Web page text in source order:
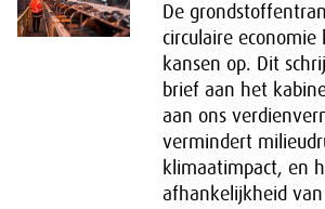
De
circulaire
kansen op. Dit
brief aan het
aan ons
vermindert
klimaatimpact, en
afhankelijkheid